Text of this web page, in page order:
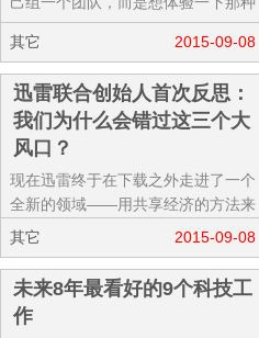
闹哄哄的感觉、激情燃烧的...
其它
2015-09-08
迅雷联合创始人首次反思：
我们为什么会错过这三个大
风口？
现在迅雷终于在下载之外走进了一个
全新的领域——用共享经济的方法来
做 cdn 市场。任何成功都是站在无
家聊...
其它 2015-09-08
未来8年最看好的9个科技工
作